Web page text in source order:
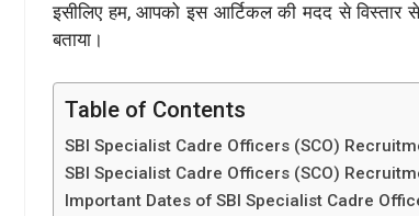
इसीलिए हम, आपको इस आर्टिकल की मदद से विस्तार
बताया।
Table of Contents
SBI Specialist Cadre Officers (SCO)
SBI Specialist Cadre Officers (SCO)
Important Dates of SBI Specialist Cadre